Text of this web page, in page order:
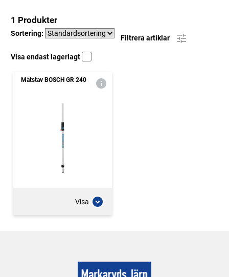
1 Produkter
Sortering:
Filtrera artiklar
Visa endast lagerlagt
Mätstav BOSCH GR 240
Visa